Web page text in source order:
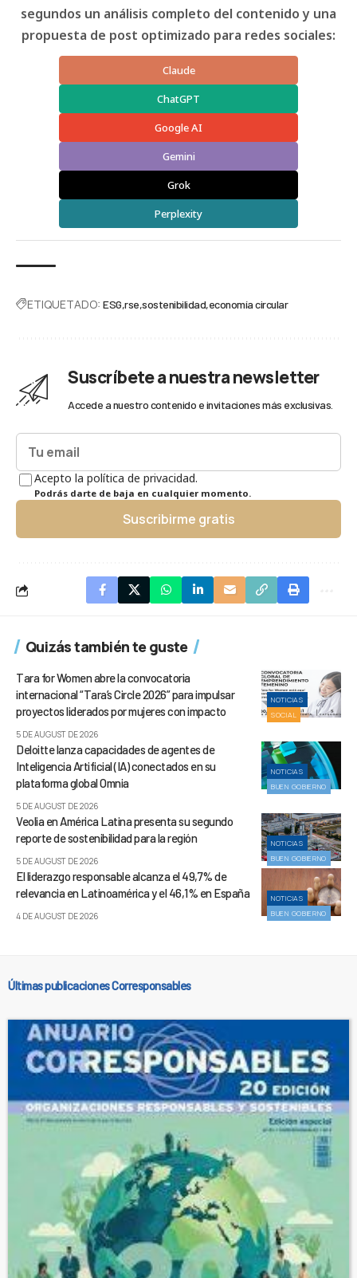
segundos un análisis completo del contenido y una
propuesta de post optimizado para redes sociales:
Claude
ChatGPT
Google AI
Gemini
Grok
Perplexity
ETIQUETADO: ESG rse sostenibilidad economía circular
Suscríbete a nuestra newsletter
Accede a nuestro contenido e invitaciones más exclusivas.
Acepto la política de privacidad.
Podrás darte de baja en cualquier momento.
Suscribirme gratis
Quizás también te guste
NOTICIAS
SOCIAL
Tara for Women abre la convocatoria
internacional “Tara’s Circle 2026” para impulsar
proyectos liderados por mujeres con impacto
5 DE AUGUST DE 2026
NOTICIAS
BUEN GOBIERNO
Deloitte lanza capacidades de agentes de
Inteligencia Artificial (IA) conectados en su
plataforma global Omnia
5 DE AUGUST DE 2026
NOTICIAS
BUEN GOBIERNO
Veolia en América Latina presenta su segundo
reporte de sostenibilidad para la región
5 DE AUGUST DE 2026
NOTICIAS
BUEN GOBIERNO
El liderazgo responsable alcanza el 49,7% de
relevancia en Latinoamérica y el 46,1% en España
4 DE AUGUST DE 2026
Últimas publicaciones Corresponsables